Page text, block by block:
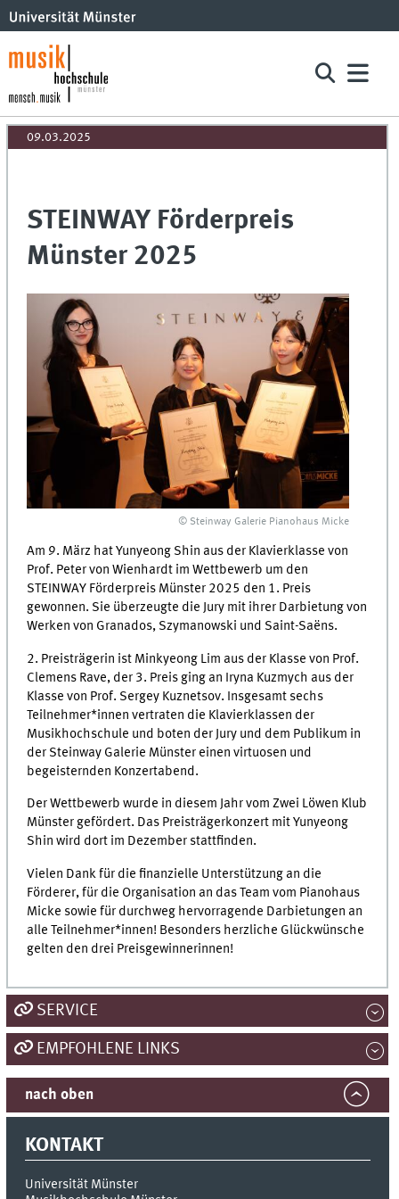
09.03.2025
STEINWAY Förderpreis
Münster 2025
© Steinway Galerie Pianohaus Micke
Am 9. März hat Yunyeong Shin aus der Klavierklasse von
Prof. Peter von Wienhardt im Wettbewerb um den
STEINWAY Förderpreis Münster 2025 den 1. Preis
gewonnen. Sie überzeugte die Jury mit ihrer Darbietung von
Werken von Granados, Szymanowski und Saint-Saëns.
2. Preisträgerin ist Minkyeong Lim aus der Klasse von Prof.
Clemens Rave, der 3. Preis ging an Iryna Kuzmych aus der
Klasse von Prof. Sergey Kuznetsov. Insgesamt sechs
Teilnehmer*innen vertraten die Klavierklassen der
Musikhochschule und boten der Jury und dem Publikum in
der Steinway Galerie Münster einen virtuosen und
begeisternden Konzertabend.
Der Wettbewerb wurde in diesem Jahr vom Zwei Löwen Klub
Münster gefördert. Das Preisträgerkonzert mit Yunyeong
Shin wird dort im Dezember stattfinden.
Vielen Dank für die finanzielle Unterstützung an die
Förderer, für die Organisation an das Team vom Pianohaus
Micke sowie für durchweg hervorragende Darbietungen an
alle Teilnehmer*innen! Besonders herzliche Glückwünsche
gelten den drei Preisgewinnerinnen!
SERVICE
EMPFOHLENE LINKS
nach oben
KONTAKT
Universität Münster